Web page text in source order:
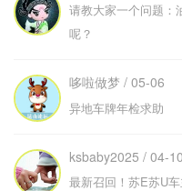
请教大家一个问题：
呢？
哆啦做梦 / 05-06
异地车牌年检求助
ksbaby2025 / 04-10
最新召回！苏E苏U